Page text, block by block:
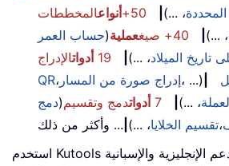
، ...) 50+ أنواعالمخططات
، ...) 40+ صيغ عملية(حساب العمر
تاريخ الميلاد، ...) 19 أدواتالإدراج
QR، إدراج صورة من المسار، ...)
، ...) 7 أدواتدمج وتقسيم (دمج
،تقسيم الخلايا، ...) ... وأكثر من ذلك
استخدم Kutools باللغة التي تفضلها – يدعم الإنجليزية والإسبانية